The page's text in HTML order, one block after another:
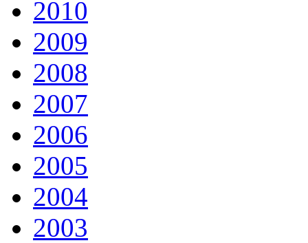
2010
2009
2008
2007
2006
2005
2004
2003